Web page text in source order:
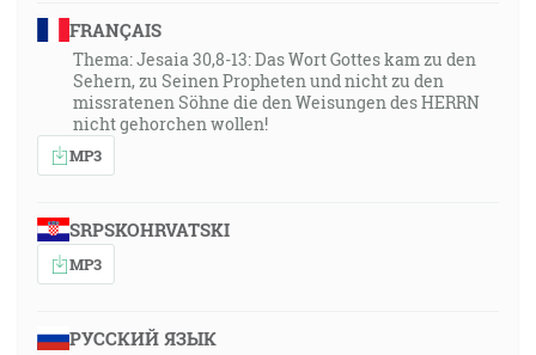
FRANÇAIS
Thema: Jesaia 30,8-13: Das Wort Gottes kam zu den
Sehern, zu Seinen Propheten und nicht zu den
missratenen Söhne die den Weisungen des HERRN
nicht gehorchen wollen!
MP3
SRPSKOHRVATSKI
MP3
РУССКИЙ ЯЗЫК